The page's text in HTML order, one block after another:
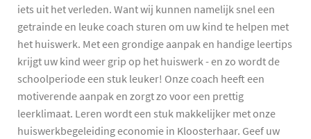
iets uit het verleden. Want wij kunnen namelijk snel een
getrainde en leuke coach sturen om uw kind te helpen met
het huiswerk. Met een grondige aanpak en handige leertips
krijgt uw kind weer grip op het huiswerk - en zo wordt de
schoolperiode een stuk leuker! Onze coach heeft een
motiverende aanpak en zorgt zo voor een prettig
leerklimaat. Leren wordt een stuk makkelijker met onze
huiswerkbegeleiding economie in Kloosterhaar. Geef uw